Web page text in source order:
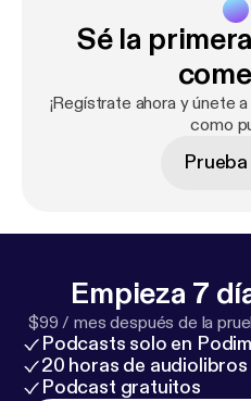
reproducción del capital.
Sé la
¡Regístrate ahora y únete
como
Empieza 7
$99 / mes después de la
Podcasts solo en
20 horas de audiolibros
Podcast gratuitos